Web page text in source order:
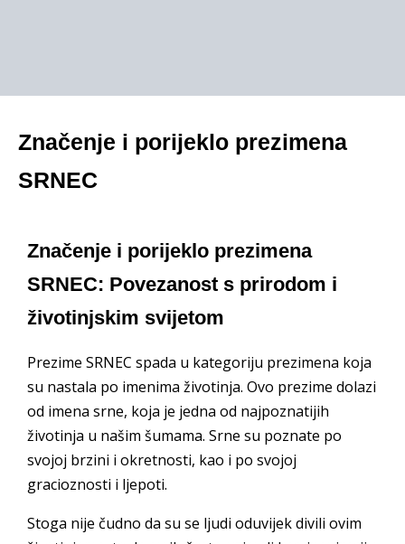
Značenje i porijeklo prezimena
SRNEC
Značenje i porijeklo prezimena
SRNEC: Povezanost s prirodom i
životinjskim svijetom
Prezime SRNEC spada u kategoriju prezimena koja
su nastala po imenima životinja. Ovo prezime dolazi
od imena srne, koja je jedna od najpoznatijih
životinja u našim šumama. Srne su poznate po
svojoj brzini i okretnosti, kao i po svojoj
gracioznosti i ljepoti.
Stoga nije čudno da su se ljudi oduvijek divili ovim